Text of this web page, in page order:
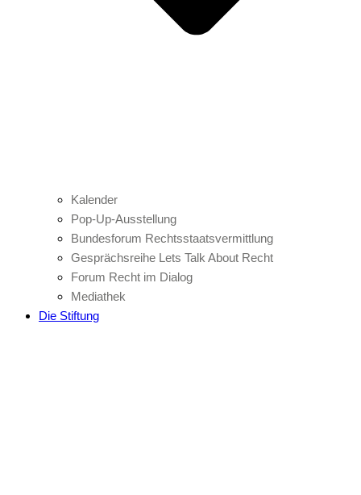
Kalender
Pop-Up-Ausstellung
Bundesforum Rechtsstaatsvermittlung
Gesprächsreihe Lets Talk About Recht
Forum Recht im Dialog
Mediathek
Die Stiftung